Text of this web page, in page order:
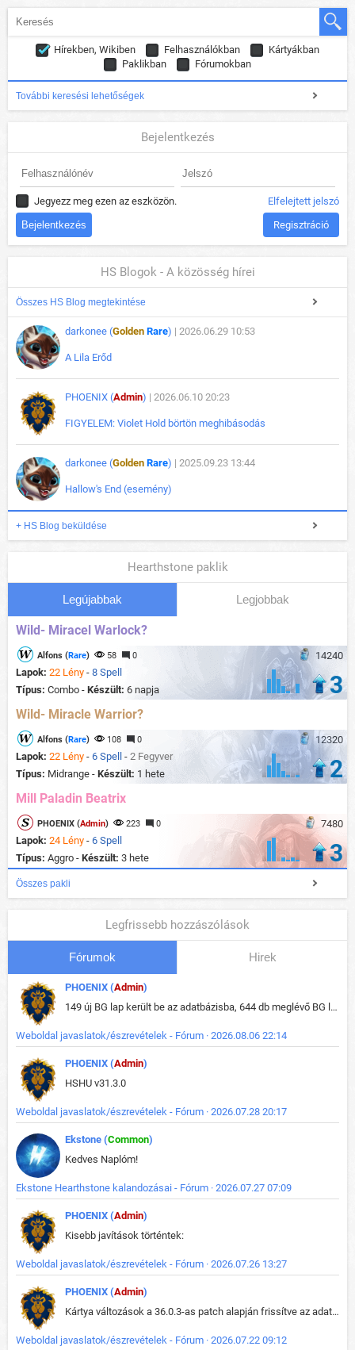
Hírekben, Wikiben Felhasználókban
Kártyákban
Paklikban
Fórumokban
További keresési lehetőségek
Bejelentkezés
Jegyezz meg ezen az eszközön. Elfelejtett jelszó
Regisztráció
HS Blogok - A közösség hírei
Összes HS Blog megtekintése
darkonee (Golden Rare) | 2026.06.29 10:53
A Lila Erőd
PHOENIX (Admin) | 2026.06.10 20:23
FIGYELEM: Violet Hold börtön meghibásodás
darkonee (Golden Rare) | 2025.09.23 13:44
Hallow's End (esemény)
+ HS Blog beküldése
Hearthstone paklik
Legújabbak Legjobbak
Wild- Miracel Warlock?
14240
Alfons (Rare) 58 0
Lapok: 22 Lény - 8 Spell
Típus: Combo - Készült: 6 napja 3
Wild- Miracle Warrior?
12320
Alfons (Rare) 108 0
Lapok: 22 Lény - 6 Spell - 2 Fegyver
Típus: Midrange - Készült: 1 hete 2
Mill Paladin Beatrix
7480
PHOENIX (Admin) 223 0
Lapok: 24 Lény - 6 Spell
Típus: Aggro - Készült: 3 hete 3
Összes pakli
Legfrissebb hozzászólások
Fórumok Hirek
PHOENIX (Admin)
149 új BG lap került be az adatbázisba, 644 db meglévő BG lap módosult, bekerültek az új képek a megváltozott lapokhoz is.
Weboldal javaslatok/észrevételek - Fórum · 2026.08.06 22:14
PHOENIX (Admin)
HSHU v31.3.0
Weboldal javaslatok/észrevételek - Fórum · 2026.07.28 20:17
Ekstone (Common)
Kedves Naplóm!
Ekstone Hearthstone kalandozásai - Fórum · 2026.07.27 07:09
PHOENIX (Admin)
Kisebb javítások történtek:
Weboldal javaslatok/észrevételek - Fórum · 2026.07.26 13:27
PHOENIX (Admin)
Kártya változások a 36.0.3-as patch alapján frissítve az adatbázisban (képek is cserélve).
Weboldal javaslatok/észrevételek - Fórum · 2026.07.22 09:12